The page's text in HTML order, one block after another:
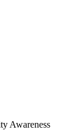
Awareness